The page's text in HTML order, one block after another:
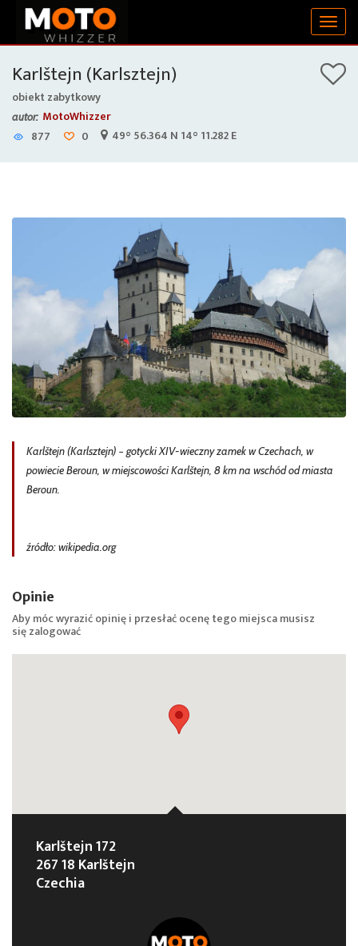
Karlštejn (Karlsztejn)
obiekt zabytkowy
autor: MotoWhizzer
877
0 49° 56.364 N 14° 11.282 E
Karlštejn (Karlsztejn) − gotycki XIV-wieczny zamek w Czechach, w
powiecie Beroun, w miejscowości Karlštejn, 8 km na wschód od miasta
Beroun.
źródło: wikipedia.org
Opinie
Aby móc wyrazić opinię i przesłać ocenę tego miejsca musisz
sięzalogować
Karlštejn 172
267 18 Karlštejn
Czechia